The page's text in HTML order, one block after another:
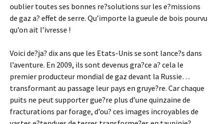
oublier toutes ses bonnes re?solutions sur les e?missions
de gaz a? effet de serre. Qu’importe la gueule de bois pourvu
qu’on ait l’ivresse !
Voici de?ja? dix ans que les Etats-Unis se sont lance?s dans
l’aventure. En 2009, ils sont devenus gra?ce a? cela le
premier producteur mondial de gaz devant la Russie…
transformant au passage leur pays en gruye?re. Car chaque
puits ne peut supporter gue?re plus d’une quinzaine de
fracturations par forage, d’ou? ces images incroyables de